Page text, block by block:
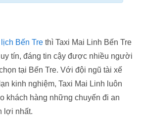
Bến Tre thì Taxi Mai Linh Bến Tre
tín, đáng tin cậy được nhiều người
tại Bến Tre. Với đội ngũ tài xế
kinh nghiệm, Taxi Mai Linh luôn
khách hàng những chuyến đi an
lợi nhất.